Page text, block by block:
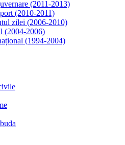
(2011-2013)
(2010-2011)
zilei (2006-2010)
(2004-2006)
(1994-2004)